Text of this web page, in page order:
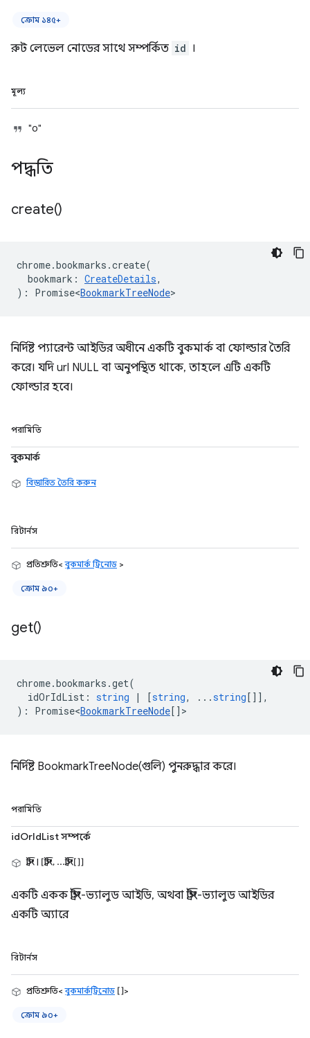
ক্রোম ১৪৫+
রুট লেভেল নোডের সাথে সম্পর্কিত id ।
মূল্য
"০"
পদ্ধতি
create()
chrome.bookmarks .create(
bookmark : CreateDetails,
) : Promise<BookmarkTreeNode>
নির্দিষ্ট প্যারেন্ট আইডির অধীনে একটি বুকমার্ক বা ফোল্ডার তৈরি
করে। যদি url NULL বা অনুপস্থিত থাকে, তাহলে এটি একটি
ফোল্ডার হবে।
পরামিতি
বুকমার্ক
বিস্তারিত তৈরি করুন
রিটার্নস
প্রতিশ্রুতি<বুকমার্ক ট্রিনোড >
ক্রোম ৯০+
get()
chrome.bookmarks .get(
idOrIdList : string | [string, ...string []],
) : Promise<BookmarkTreeNode [] >
নির্দিষ্ট BookmarkTreeNode(গুলি) পুনরুদ্ধার করে।
পরামিতি
idOrIdList সম্পর্কে
স্ট্রিং | [স্ট্রিং, ...স্ট্রিং[]]
একটি একক স্ট্রিং-ভ্যালুড আইডি, অথবা স্ট্রিং-ভ্যালুড আইডির
একটি অ্যারে
রিটার্নস
প্রতিশ্রুতি<বুকমার্কট্রিনোড []>
ক্রোম ৯০+